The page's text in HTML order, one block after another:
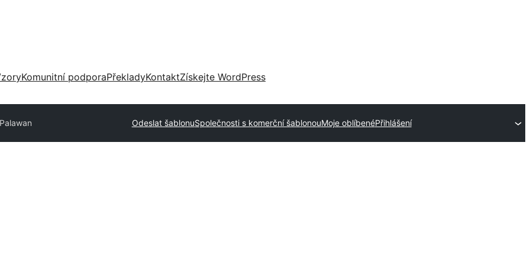
Komunitní podporaPřekladyKontaktZískejte WordPress
Palawan Odeslat šablonuSpolečnosti s komerční šablonouMoje oblíbenéPřihlášení